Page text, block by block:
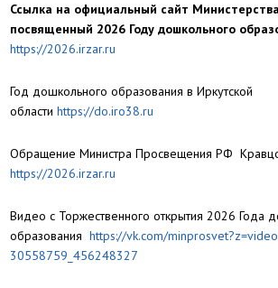
Ссылка на официальный сайт
посвященный 2026 Году дошкольного
https://2026.irzar.ru
Год дошкольного образования в Иркутской
областиhttps://do.iro38.ru
Обращение Министра Просвещения РФ
https://2026.irzar.ru
Видео с Торжественного открытия 2026 Года
образованияhttps://vk.com/
30558759_456248327